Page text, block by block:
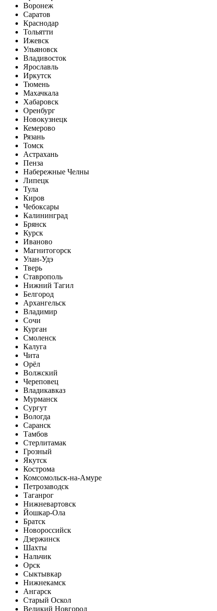
Воронеж
Саратов
Краснодар
Тольятти
Ижевск
Ульяновск
Владивосток
Ярославль
Иркутск
Тюмень
Махачкала
Хабаровск
Оренбург
Новокузнецк
Кемерово
Рязань
Томск
Астрахань
Пенза
Набережные Челны
Липецк
Тула
Киров
Чебоксары
Калининград
Брянск
Курск
Иваново
Магнитогорск
Улан-Удэ
Тверь
Ставрополь
Нижний Тагил
Белгород
Архангельск
Владимир
Сочи
Курган
Смоленск
Калуга
Чита
Орёл
Волжский
Череповец
Владикавказ
Мурманск
Сургут
Вологда
Саранск
Тамбов
Стерлитамак
Грозный
Якутск
Кострома
Комсомольск-на-Амуре
Петрозаводск
Таганрог
Нижневартовск
Йошкар-Ола
Братск
Новороссийск
Дзержинск
Шахты
Нальчик
Орск
Сыктывкар
Нижнекамск
Ангарск
Старый Оскол
Великий Новгород